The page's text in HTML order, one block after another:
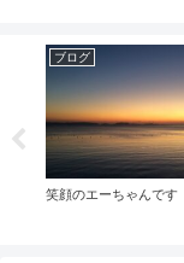
ブログ
笑顔のエーちゃんです